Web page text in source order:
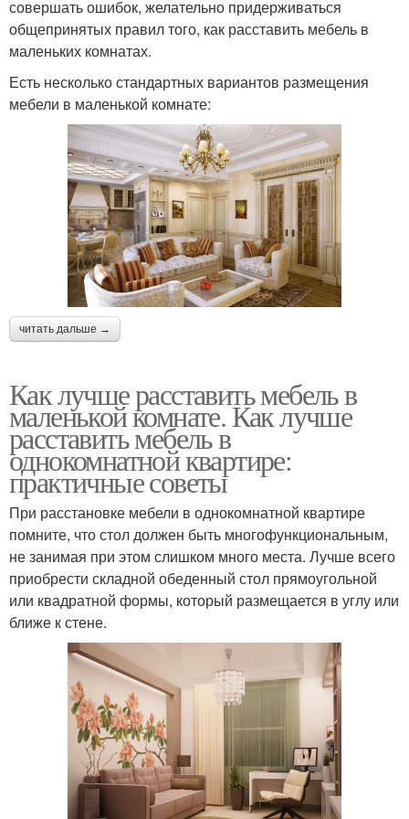
совершать ошибок, желательно придерживаться
общепринятых правил того, как расставить мебель в
маленьких комнатах.
Есть несколько стандартных вариантов размещения
мебели в маленькой комнате:
читать дальше →
Как лучше расставить мебель в
маленькой комнате. Как лучше
расставить мебель в
однокомнатной квартире:
практичные советы
При расстановке мебели в однокомнатной квартире
помните, что стол должен быть многофункциональным,
не занимая при этом слишком много места. Лучше всего
приобрести складной обеденный стол прямоугольной
или квадратной формы, который размещается в углу или
ближе к стене.